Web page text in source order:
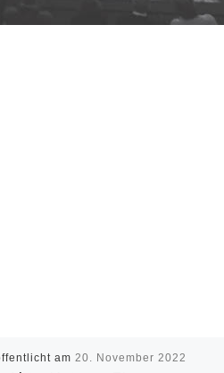
am 20. November 2022